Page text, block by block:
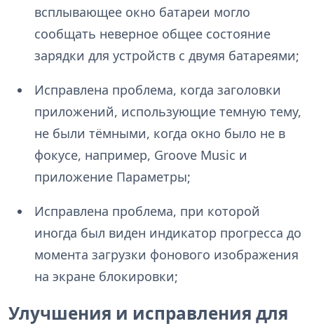
всплывающее окно батареи могло
сообщать неверное общее состояние
зарядки для устройств с двумя батареями;
Исправлена проблема, когда заголовки
приложений, использующие темную тему,
не были тёмными, когда окно было не в
фокусе, например, Groove Music и
приложение Параметры;
Исправлена проблема, при которой
иногда был виден индикатор прогресса до
момента загрузки фонового изображения
на экране блокировки;
Улучшения и исправления для